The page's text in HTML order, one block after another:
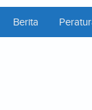
Berita